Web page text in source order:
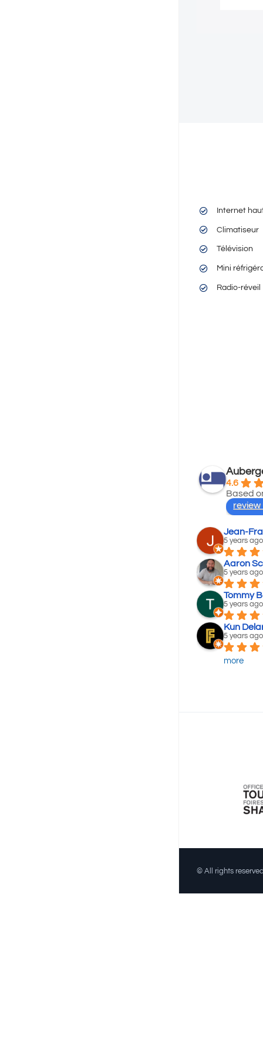
Internet
Climatiseur
Télévision
Mini
Radio-réveil
4.6
Based
review
Jean-
5 years ago
Aaron
5 years ago
Tommy
5 years ago
Kun
5 years ago
more
© All rights